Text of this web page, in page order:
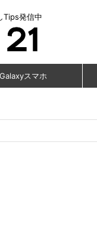
Tips発信中
Galaxyスマホ